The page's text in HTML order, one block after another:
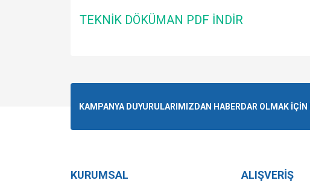
TEKNİK DÖKÜMAN PDF İNDİR
Ürün resmi kalitesiz, bozuk veya görüntülenemiyor.
Bu ürüne benzer farklı alternatifler olmalı.
KAMPANYA DUYURULARIMIZDAN HABERDAR OLMAK
KURUMSAL ALIŞVERİŞ